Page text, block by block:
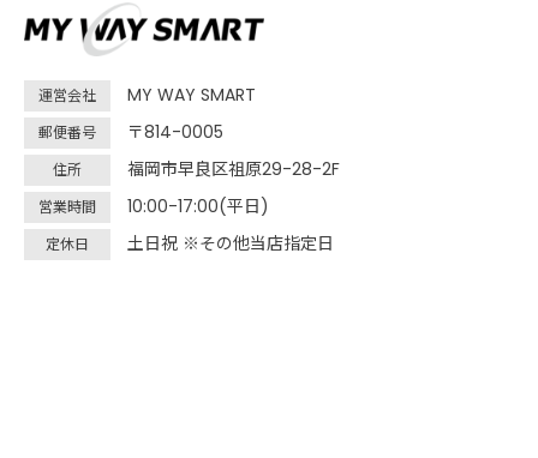
運営会社 MY WAY SMART
郵便番号 〒814-0005
住所 福岡市早良区祖原29-28-2F
営業時間 10:00-17:00(平日)
定休日 土日祝 ※その他当店指定日